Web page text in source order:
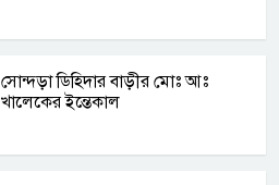
সোন্দড়া ডিহিদার বাড়ীর মোঃ আঃ
খালেকের ইন্তেকাল